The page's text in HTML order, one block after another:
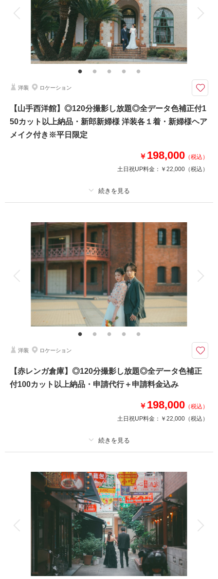
衣装追加 会食 挙式
家族と撮影 家族用衣装レンタル ペットと撮影
～衣装も小物もすべて揃っています～
スタジオから徒歩１０分！
様々なテイストをお衣装やヘアスタイルも含め、お二人のご希望に合わせて
再現♪jheart横浜店で湊ミラを背景に撮影ができるもう一つのロケーション
このプランで撮影可能な撮影レポート
象の鼻パーク （神奈川）
洋装 ロケーション
【山手西洋館】◎120分撮影し放題◎全データ色補正付1
50カット以上納品・新郎新婦様 洋装各１着・新婦様ヘア
メイク付き※平日限定
￥ 198,000 （税込）
土日祝UP料金： ￥22,000 （税込）
撮影料 新婦衣装1着 新郎衣装1着
着付け ヘアメイク 小物一式
アルバム データ 150 カット 台紙付写真
衣装追加 会食 挙式
家族と撮影 家族用衣装レンタル ペットと撮影
～どこの館にしようかな こだわりのイメージを実現しよう～
・150カット以上データUSBにて納品
・新婦様ヘアメイク
お客様の携帯でもお写真がお撮影いただけます
相談予約する
来店・オンライン
撮影日の空き
を確認する
洋装 ロケーション
【赤レンガ倉庫】◎120分撮影し放題◎全データ色補正
付100カット以上納品・申請代行＋申請料金込み
￥ 198,000 （税込）
土日祝UP料金： ￥22,000 （税込）
撮影料 新婦衣装1着 新郎衣装1着
ヘアメイク 小物一式
アルバム データ 100 カット 台紙付写真
会食 挙式
家族用衣装レンタル ペットと撮影
レトロなウェディングフォトがお楽しみいただけます～衣装も小物もすべて
ロマンティックなナイト撮影もできます